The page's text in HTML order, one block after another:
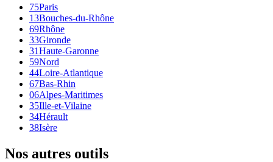
75Paris
13Bouches-du-Rhône
69Rhône
33Gironde
31Haute-Garonne
59Nord
44Loire-Atlantique
67Bas-Rhin
06Alpes-Maritimes
35Ille-et-Vilaine
34Hérault
38Isère
Nos autres outils